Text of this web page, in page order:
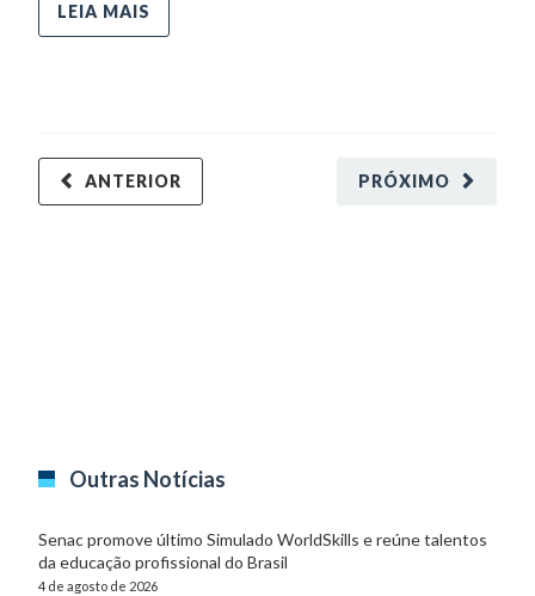
LEIA MAIS
PRÓXIMO
ANTERIOR
Outras Notícias
Senac promove último Simulado WorldSkills e reúne talentos
da educação profissional do Brasil
4 de agosto de 2026